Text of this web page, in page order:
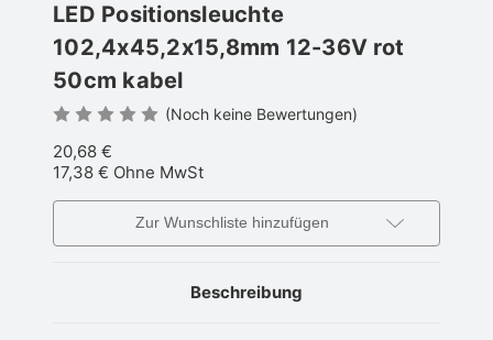
LED Positionsleuchte
102,4x45,2x15,8mm 12-36V rot
50cm kabel
(Noch keine Bewertungen)
20,68 €
17,38 € Ohne MwSt
Zur Wunschliste hinzufügen
Beschreibung